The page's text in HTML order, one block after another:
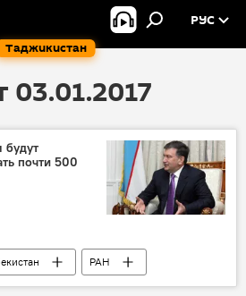
Таджикистан
РУС
03.01.2017
будут
почти 500
РАН